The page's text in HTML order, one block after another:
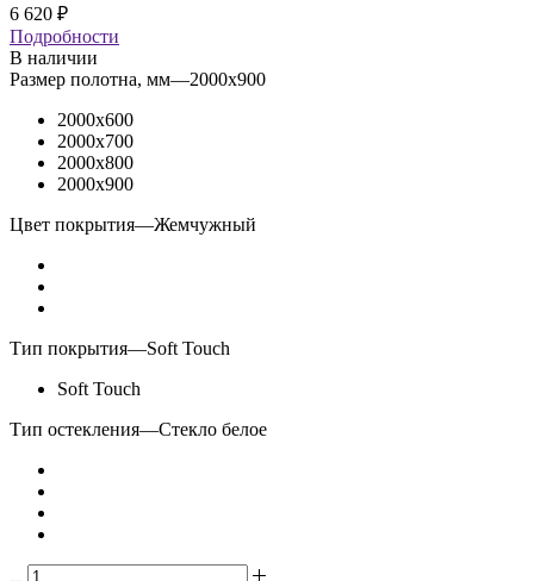
6 620 ₽
Подробности
В наличии
Размер полотна, мм—2000x900
2000x600
2000x700
2000x800
2000x900
Цвет покрытия—Жемчужный
Тип покрытия—Soft Touch
Soft Touch
Тип остекления—Стекло белое